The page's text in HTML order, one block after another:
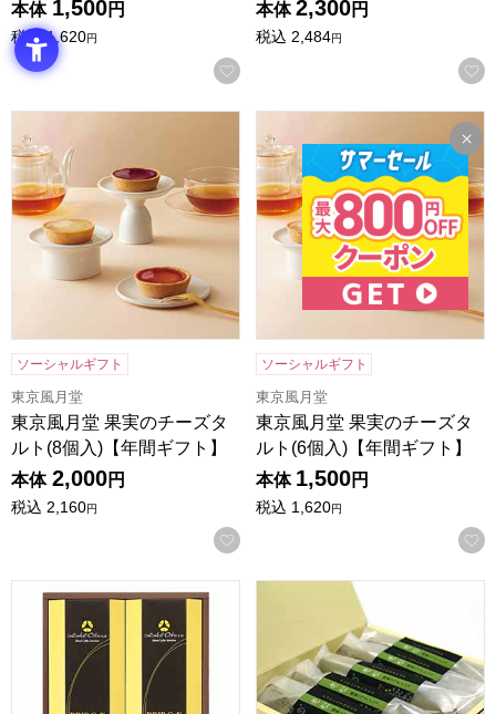
本体 1,500円
税込 1,620円
お気に入りに登録する
本体 2,300円
税込 2,484円
ソーシャルギフト
東京風月堂
東京風月堂 果実のチーズタ
ルト(8個入)【年間ギフト】
本体 2,000円
税込 2,160円
お気に入りに登録する
東京風月堂 果実のチーズタ
ソーシャルギフト
東京風月堂
東京風月堂 果実のチーズタ
ルト(6個入)【年間ギフト】
本体 1,500円
税込 1,620円
ホテルオークラドリップコーヒー[MHO-BE]【贈りものカタ
京都宇治 茶游堂 抹茶フィナ